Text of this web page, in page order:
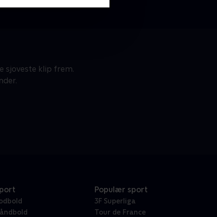
sjoveste klip frem.
Populær sport
3F Superliga
Tour de France